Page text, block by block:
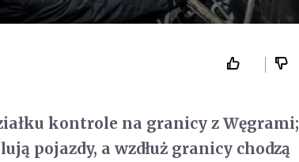
kontrole na granicy z Węgrami;
pojazdy, a wzdłuż granicy chodzą